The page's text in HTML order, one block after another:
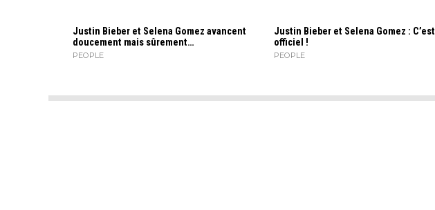
Justin Bieber et Selena Gomez avancent
doucement mais sûrement…
PEOPLE
Justin Bieber et Selena Gomez : C’est
officiel !
PEOPLE